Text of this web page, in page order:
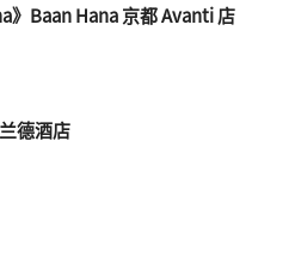
》Baan Hana 京都 Avanti 店
德酒店